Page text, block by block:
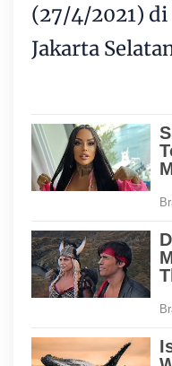
(27/4/2021)
Jakarta